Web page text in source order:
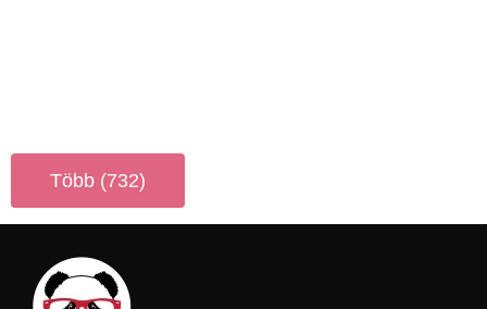
Több (732)